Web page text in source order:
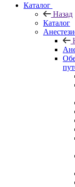
Каталог
Назад
Каталог